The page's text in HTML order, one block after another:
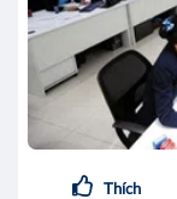
Thích